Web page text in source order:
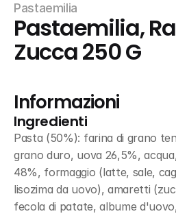
Pastaemilia
Pastaemilia,
Zucca 250 G
Informazioni
Ingredienti
Pasta (50%): farina di grano
grano duro, uova 26,5%,
48%, formaggio (latte, sale,
lisozima da uovo), amaretti
fecola di patate, albume